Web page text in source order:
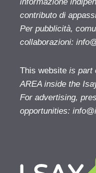
contributo di
Per pubblicità,
collaborazioni:
This website is part
AREA inside the
For advertising,
opportunities: